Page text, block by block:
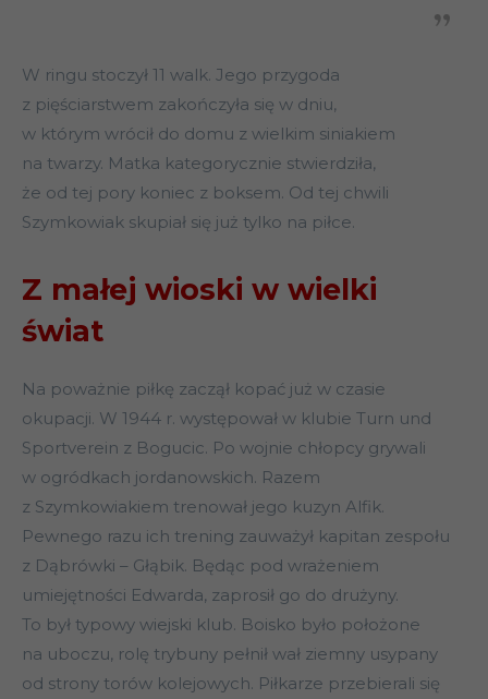
W ringu stoczył 11 walk. Jego przygoda
z pięściarstwem zakończyła się w dniu,
w którym wrócił do domu z wielkim siniakiem
na twarzy. Matka kategorycznie stwierdziła,
że od tej pory koniec z boksem. Od tej chwili
Szymkowiak skupiał się już tylko na piłce.
Z małej wioski w wielki
świat
Na poważnie piłkę zaczął kopać już w czasie
okupacji. W 1944 r. występował w klubie Turn und
Sportverein z Bogucic. Po wojnie chłopcy grywali
w ogródkach jordanowskich. Razem
z Szymkowiakiem trenował jego kuzyn Alfik.
Pewnego razu ich trening zauważył kapitan zespołu
z Dąbrówki – Głąbik. Będąc pod wrażeniem
umiejętności Edwarda, zaprosił go do drużyny.
To był typowy wiejski klub. Boisko było położone
na uboczu, rolę trybuny pełnił wał ziemny usypany
od strony torów kolejowych. Piłkarze przebierali się